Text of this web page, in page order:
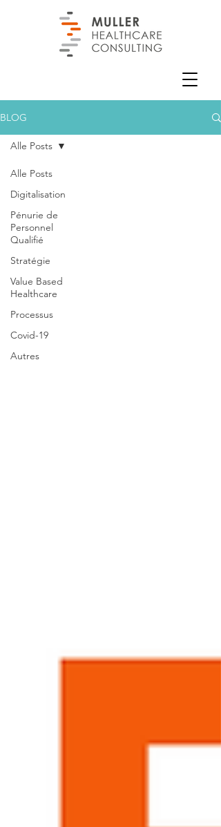
BLOG
Alle Posts
Digitalisation
Pénurie de
Personnel
Qualifié
Stratégie
Value Based
Healthcare
Processus
Covid-19
Autres
Alle Posts